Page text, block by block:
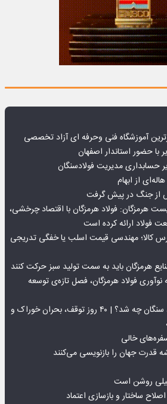
آموزشگاه فنی وحرفه ای آزاد تخصصی
با حضور استاندار اصفهان
حسابداری مدیریت فولادسنگان
از ابهام
از جنگ در پیش گرفت
هرمزگان: فولاد هرمزگان با اقتصاد چرخشی،
فولاد ارائه کرده است
جنجالی ۱۶۳۰۰ بورس کالا؛ مهندسی قیمت اسلب یا خفگی تدریجی
هرمزگان باید به سمت تولید سبز حرکت کنند
فولاد هرمزگان، فصل تازه‌ی توسعه
افق ۱۵ میلیون تنی فولاد سنگان چه شد؟ | ۴۰ روز توقف، بحران خوراک و
خالی
قدرت جهان را بازنویسی می‌کنند
روشن است
ساختار و بازسازی اعتماد